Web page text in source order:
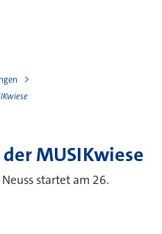
MUSIKwiese
startet am 26.